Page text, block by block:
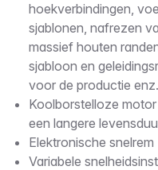
hoekverbindingen,
sjablonen, nafrezen
massief houten
sjabloon en
voor de productie enz.
Koolborstelloze
een langere
Elektronische snelrem
Variabele